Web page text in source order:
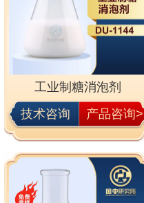
工业制糖消泡剂
技术咨询
产品咨询>